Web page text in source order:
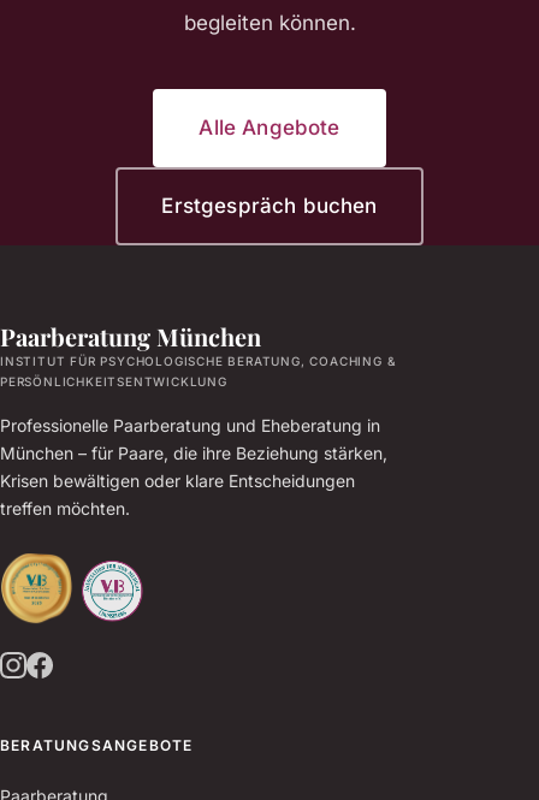
begleiten können.
Alle Angebote
Erstgespräch buchen
Paarberatung München
INSTITUT FÜR PSYCHOLOGISCHE BERATUNG, COACHING &
PERSÖNLICHKEITSENTWICKLUNG
Professionelle Paarberatung und Eheberatung in
München – für Paare, die ihre Beziehung stärken,
Krisen bewältigen oder klare Entscheidungen
treffen möchten.
BERATUNGSANGEBOTE
Paarberatung